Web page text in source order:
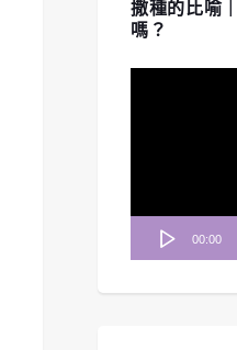
撒種的比喻
嗎？
00:00